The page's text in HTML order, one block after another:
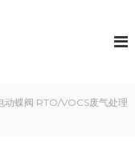
动蝶阀 RTO/VOCS废气处理